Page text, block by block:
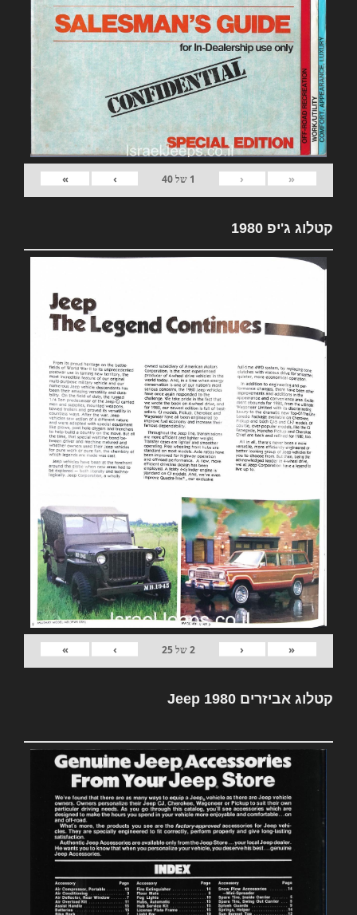
«
‹
1 של40
›
»
קטלוג ג'יפ 1980
«
‹
2של25
›
»
קטלוג אביזרים Jeep 1980